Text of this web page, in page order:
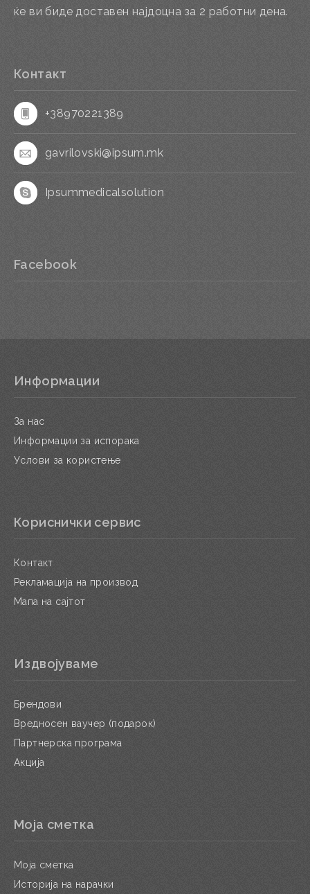
ќе ви биде доставен најдоцна за 2 работни дена.
Контакт
+38970221389
gavrilovski@ipsum.mk
Ipsummedicalsolution
Facebook
Информации
За нас
Информации за испорака
Услови за користење
Кориснички сервис
Контакт
Рекламација на производ
Мапа на сајтот
Издвојуваме
Брендови
Вредносен ваучер (подарок)
Партнерска програма
Акција
Моја сметка
Моја сметка
Историја на нарачки